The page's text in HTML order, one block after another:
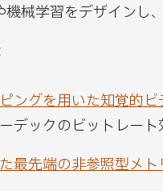
グ
ン
ー
プ
の
ン
ー
プ
の
ン
ー
プ
の
ン
ー
プ
の
械学習をデザインし
ングを用いた知覚的
デックのビットレー
最先端の非参照型メト